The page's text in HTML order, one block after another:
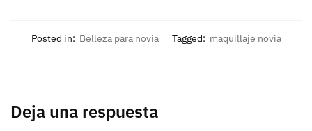
Posted in: Belleza para novia Tagged: maquillaje novia
Deja una respuesta